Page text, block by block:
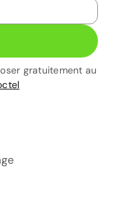
gratuitement au